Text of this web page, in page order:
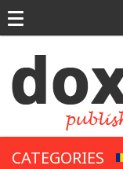
CATEGORIES